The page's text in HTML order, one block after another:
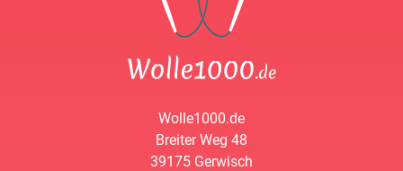
Wolle1000.de
Breiter Weg 48
39175 Gerwisch